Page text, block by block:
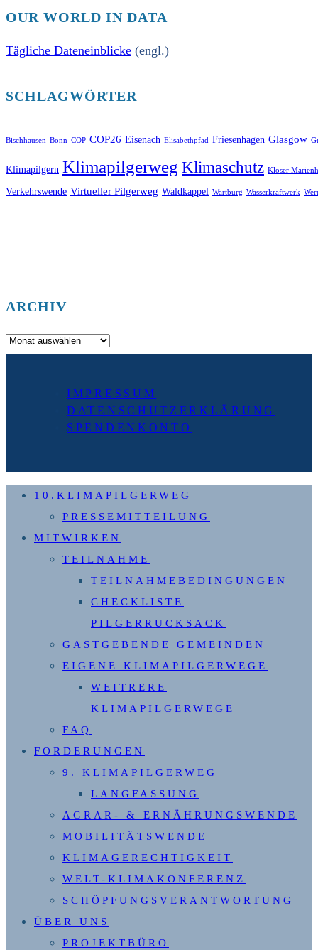
OUR WORLD IN DATA
Tägliche Dateneinblicke (engl.)
SCHLAGWÖRTER
Bischhausen Bonn COP COP26 Eisenach Elisabethpfad Friesenhagen Glasgow
Klimapilgern Klimapilgerweg Klimaschutz Kloser
Verkehrswende Virtueller Pilgerweg Waldkappel Wartburg Wasserkraftwerk
ARCHIV
Archiv
IMPRESSUM
DATENSCHUTZERKLÄRUNG
SPENDENKONTO
10.KLIMAPILGERWEG
PRESSEMITTEILUNG
MITWIRKEN
TEILNAHME
TEILNAHMEBEDINGUNGEN
CHECKLISTE
PILGERRUCKSACK
GASTGEBENDE GEMEINDEN
EIGENE KLIMAPILGERWEGE
WEITRERE
KLIMAPILGERWEGE
FAQ
FORDERUNGEN
9. KLIMAPILGERWEG
LANGFASSUNG
AGRAR- & ERNÄHRUNGSWENDE
MOBILITÄTSWENDE
KLIMAGERECHTIGKEIT
WELT-KLIMAKONFERENZ
SCHÖPFUNGSVERANTWORTUNG
ÜBER UNS
PROJEKTBÜRO